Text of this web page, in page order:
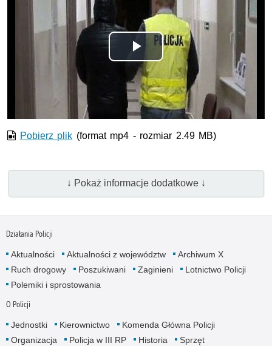
Odtwórz
wideo
Pobierz plik (format mp4 - rozmiar 2.49 MB)
↓ Pokaż informacje dodatkowe ↓
Działania Policji
Aktualności Aktualności z województw
Archiwum X
Ruch drogowy
Poszukiwani Zaginieni
Lotnictwo Policji
Polemiki i sprostowania
O Policji
Jednostki Kierownictwo
Komenda Główna Policji
Organizacja
Policja w III RP Historia
Sprzęt